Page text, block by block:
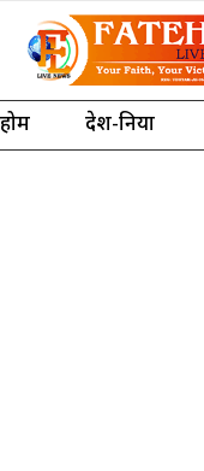
होम देश-दुनिया